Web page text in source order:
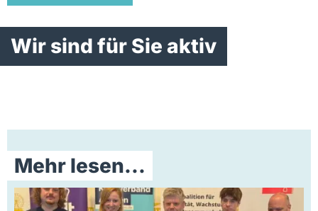
Wir sind für Sie aktiv
Mehr lesen...